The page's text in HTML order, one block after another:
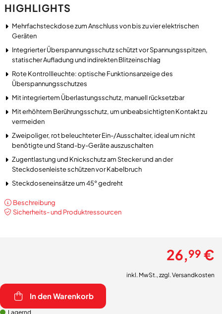
HIGHLIGHTS
Mehrfachsteckdose zum Anschluss von bis zu vier elektrischen
Geräten
Integrierter Überspannungsschutz schützt vor Spannungsspitzen,
statischer Aufladung und indirekten Blitzeinschlag
Rote Kontrollleuchte: optische Funktionsanzeige des
Überspannungsschutzes
Mit integriertem Überlastungsschutz, manuell rücksetzbar
Mit erhöhtem Berührungsschutz, um unbeabsichtigten Kontakt zu
vermeiden
Zweipoliger, rot beleuchteter Ein-/Ausschalter, ideal um nicht
benötigte und Stand-by-Geräte auszuschalten
Zugentlastung und Knickschutz am Stecker und an der
Steckdosenleiste schützen vor Kabelbruch
Steckdoseneinsätze um 45° gedreht
Beschreibung
Sicherheits- und Produktressourcen
26,99 €
inkl. MwSt., zzgl. Versandkosten
In den Warenkorb
Lagernd